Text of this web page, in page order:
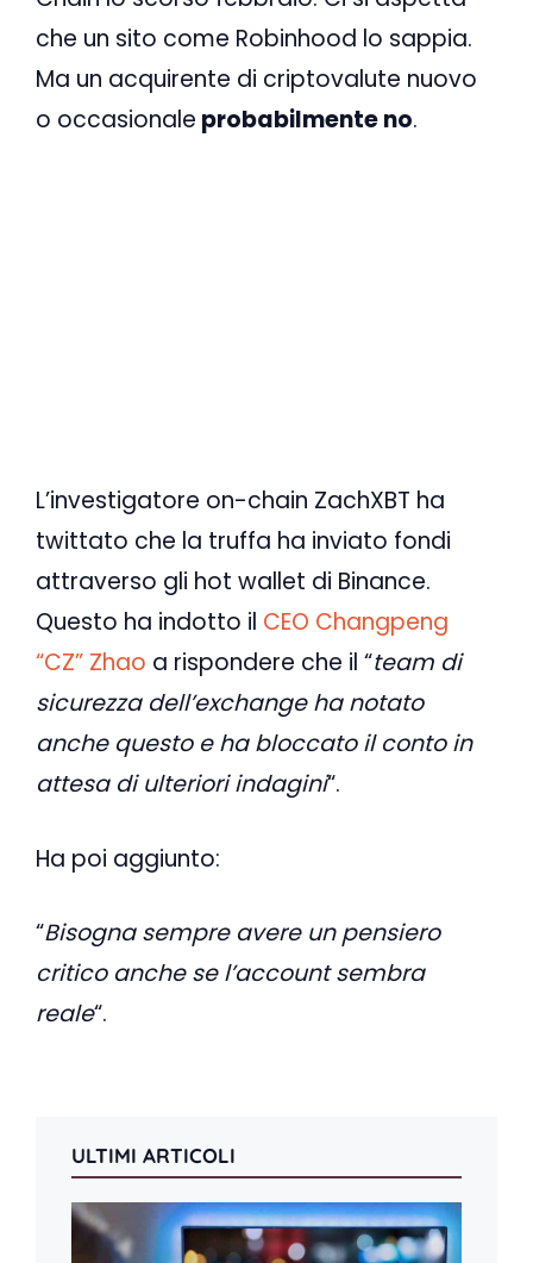
che un sito come Robinhood lo sappia.
Ma un acquirente di criptovalute nuovo
o occasionale probabilmente no.
L’investigatore on-chain ZachXBT ha
twittato che la truffa ha inviato fondi
attraverso gli hot wallet di Binance.
Questo ha indotto il CEO Changpeng
“CZ” Zhao a rispondere che il “team di
sicurezza dell’exchange ha notato
anche questo e ha bloccato il conto in
attesa di ulteriori indagini“.
Ha poi aggiunto:
“Bisogna sempre avere un pensiero
critico anche se l’account sembra
reale“.
ULTIMI ARTICOLI